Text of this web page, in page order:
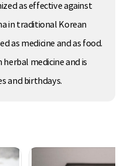
as effective against
in traditional Korean
as medicine and as food.
herbal medicine and is
and birthdays.